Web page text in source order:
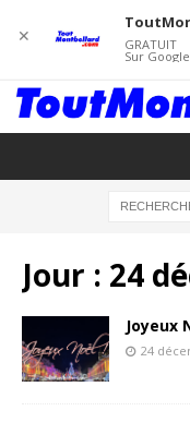
Jour : 24
Joyeux
24
✕ GRATUIT
Sur